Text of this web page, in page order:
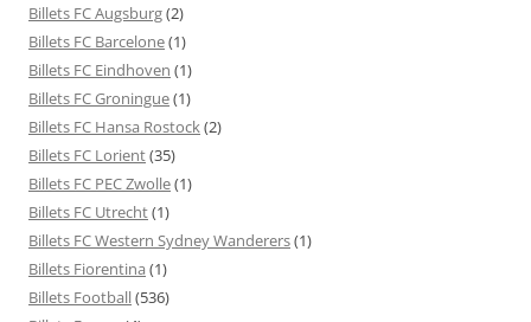
Billets FC Augsburg(2)
Billets FC Barcelone(1)
Billets FC Eindhoven (1)
Billets FC Groningue(1)
Billets FC Hansa Rostock(2)
Billets FC Lorient(35)
Billets FC PEC Zwolle(1)
Billets FC Utrecht(1)
Billets FC Western Sydney Wanderers(1)
Billets Fiorentina (1)
Billets Football(536)